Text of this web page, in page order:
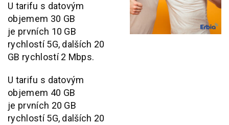
U tarifu s datovým
objemem 30 GB
je prvních 10 GB
rychlostí 5G, dalších 20
GB rychlostí 2 Mbps.
U tarifu s datovým
objemem 40 GB
je prvních 20 GB
rychlostí 5G, dalších 20